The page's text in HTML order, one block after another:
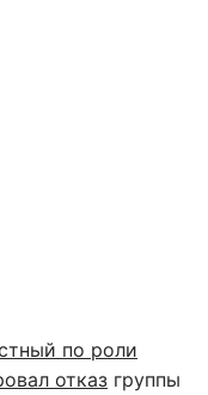
по роли
отказ группы